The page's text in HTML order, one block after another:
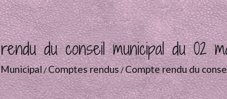
du conseil municipal du 02
/Comptes rendus/Compte rendu du